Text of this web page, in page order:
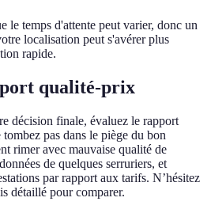
le temps d'attente peut varier, donc un
localisation peut s'avérer plus
rapide.
qualité-prix
décision finale, évaluez le rapport
pas dans le piège du bon
rimer avec mauvaise qualité de
de quelques serruriers, et
par rapport aux tarifs. N’hésitez
détaillé pour comparer.